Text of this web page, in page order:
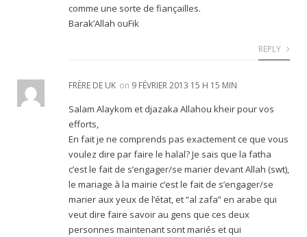
comme une sorte de fiançailles.
Barak’Allah ouFik
REPLY
FRÈRE DE UK on 9 FÉVRIER 2013 15 H 15 MIN
Salam Alaykom et djazaka Allahou kheir pour vos
efforts,
En fait je ne comprends pas exactement ce que vous
voulez dire par faire le halal? Je sais que la fatha
c’est le fait de s’engager/se marier devant Allah (swt),
le mariage à la mairie c’est le fait de s’engager/se
marier aux yeux de l’état, et “al zafa” en arabe qui
veut dire faire savoir au gens que ces deux
personnes maintenant sont mariés et qui